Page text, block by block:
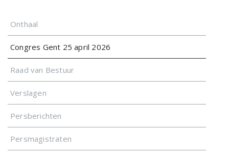
Onthaal
Congres Gent 25 april 2026
Raad van Bestuur
Verslagen
Persberichten
Persmagistraten